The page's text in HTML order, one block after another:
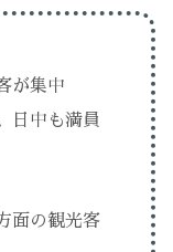
が集中
日中も満員
面の観光客